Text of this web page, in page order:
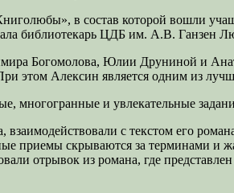
в состав которой вошли
библиотекарь ЦДБ им. А.В. Ганзен
Богомолова, Юлии Друниной и
этом Алексин является одним из
многогранные и увлекательные
с текстом его
приемы скрываются за терминами и
отрывок из романа, где